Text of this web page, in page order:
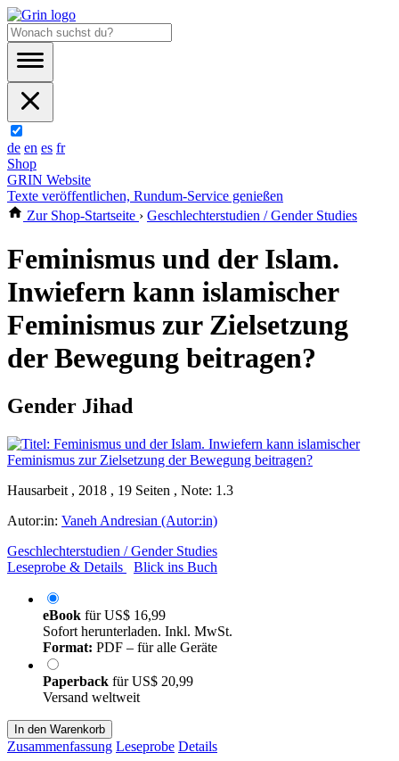
de en es fr
Shop
GRIN Website
Texte veröffentlichen, Rundum-Service genießen
Zur Shop-Startseite › Geschlechterstudien / Gender Studies
Feminismus und der Islam.
Inwiefern kann islamischer
Feminismus zur Zielsetzung
der Bewegung beitragen?
Gender Jihad
Hausarbeit , 2018 , 19 Seiten , Note: 1.3
Autor:in: Vaneh Andresian (Autor:in)
Geschlechterstudien / Gender Studies
Leseprobe & Details
Blick ins Buch
eBook fürUS$ 16,99
Sofort herunterladen. Inkl. MwSt.
Format: PDF – für alle Geräte
Paperback fürUS$ 20,99
Versand weltweit
In den Warenkorb
Zusammenfassung Leseprobe Details